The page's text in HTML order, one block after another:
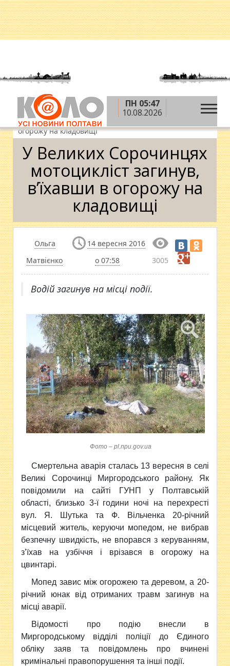
ПН 05:47
10.08.2026
Головна » Новини » Надзвичайні події
Великих Сорочинцях мотоцикліст загинув, в’їхавши в
огорожу на кладовищі
У Великих Сорочинцях
мотоцикліст загинув,
в’їхавши в огорожу на
кладовищі
Ольга
Матвієнко
14 вересня 2016
о 07:58
3005
Водій загинув на місці події.
Фото – pl.npu.gov.ua
Смертельна аварія сталась 13 вересня в селі
Великі Сорочинці Миргородського району. Як
повідомили на сайті ГУНП у Полтавській
області, близько 3-ї години ночі на перехресті
вул. Я. Шутька та Ф. Вільченка 20-річний
місцевий житель, керуючи мопедом, не вибрав
безпечну швидкість, не впорався з керуванням,
з’їхав на узбіччя і врізався в огорожу на
цвинтарі.
Мопед завис між огорожею та деревом, а 20-
річний юнак від отриманих травм загинув на
місці аварії.
Відомості про подію внесли в
Миргородському відділі поліції до Єдиного
обліку заяв та повідомлень про вчинені
кримінальні правопорушення та інші події.